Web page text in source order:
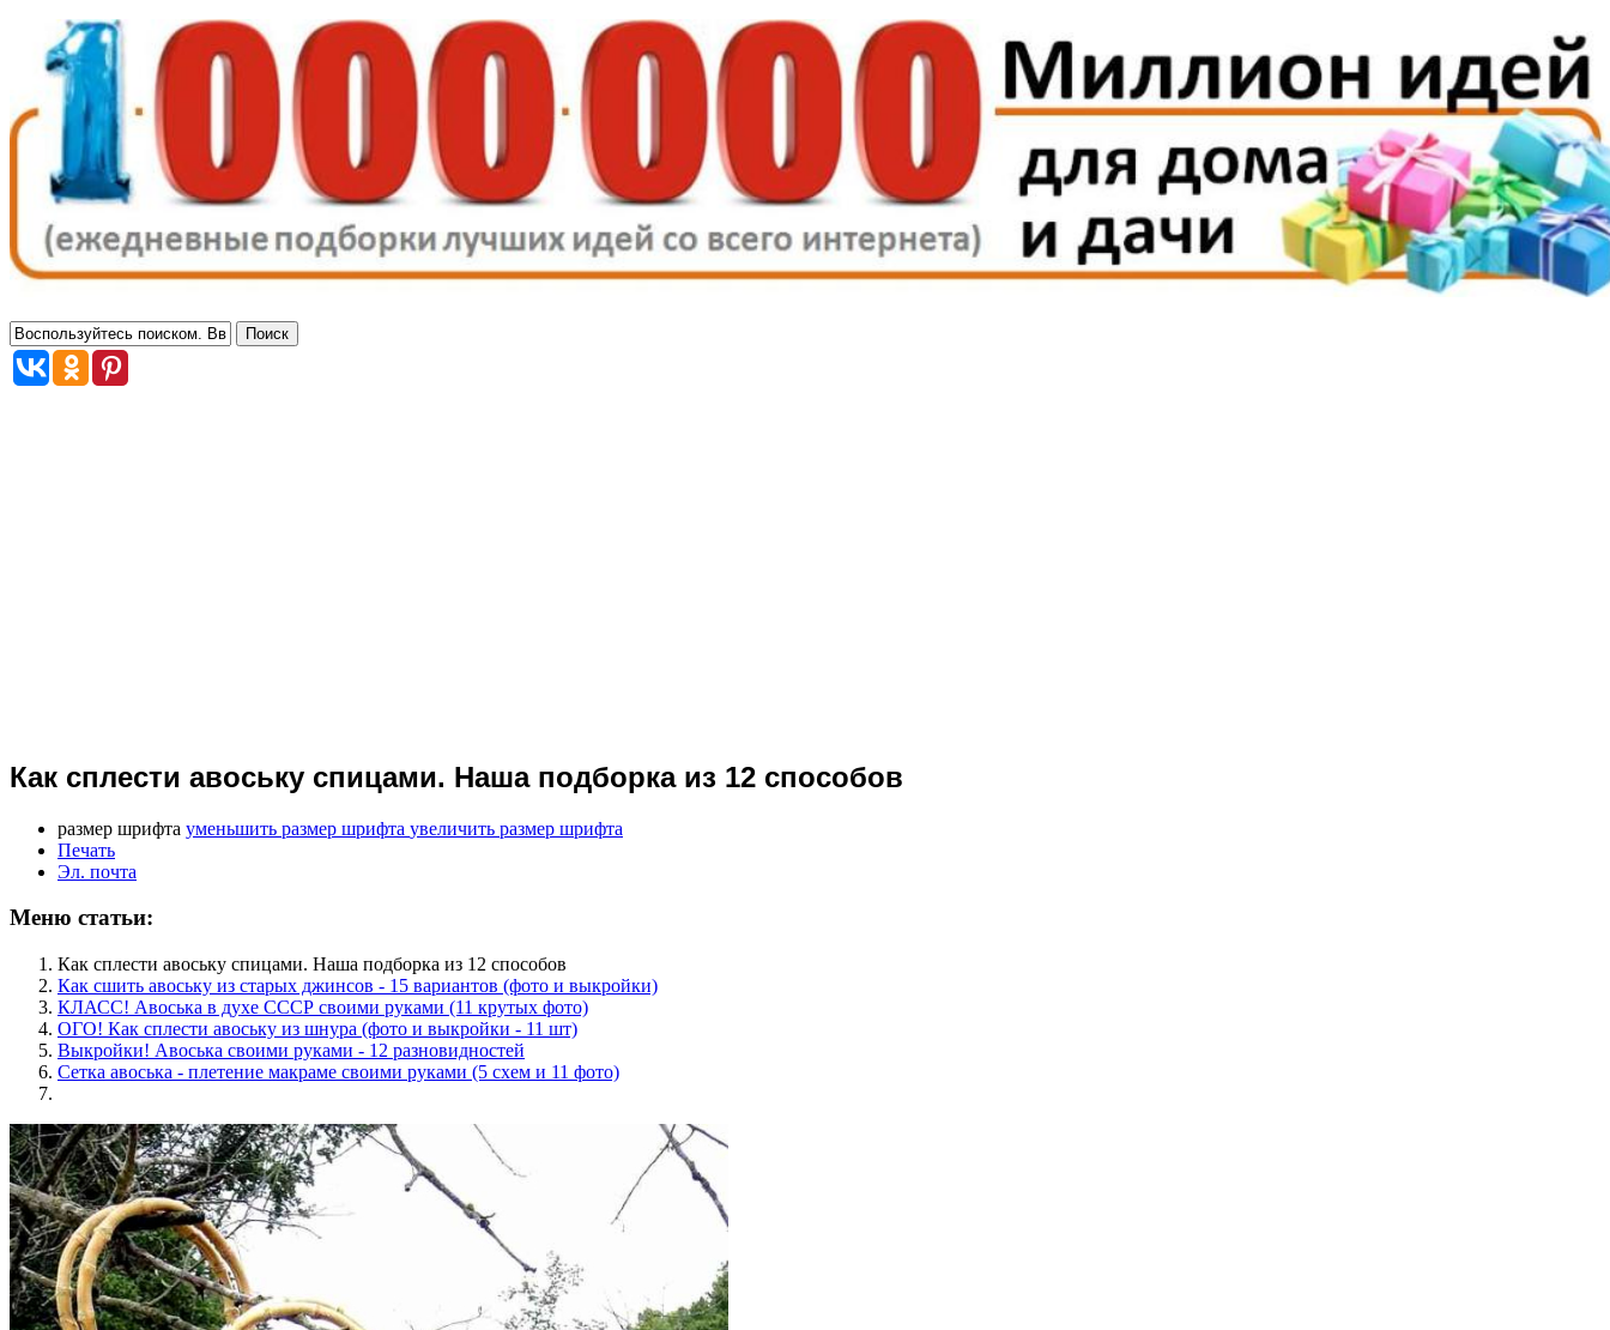
Как сплести авоську спицами. Наша подборка из 12 способов
размер шрифта уменьшить размер шрифта увеличить размер шрифта
Печать
Эл. почта
Меню статьи:
Как сплести авоську спицами. Наша подборка из 12 способов
Как сшить авоську из старых джинсов - 15 вариантов (фото и выкройки)
КЛАСС! Авоська в духе СССР своими руками (11 крутых фото)
ОГО! Как сплести авоську из шнура (фото и выкройки - 11 шт)
Выкройки! Авоська своими руками - 12 разновидностей
Сетка авоська - плетение макраме своими руками (5 схем и 11 фото)